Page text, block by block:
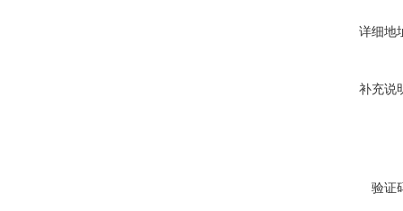
详细地
补充说
验证